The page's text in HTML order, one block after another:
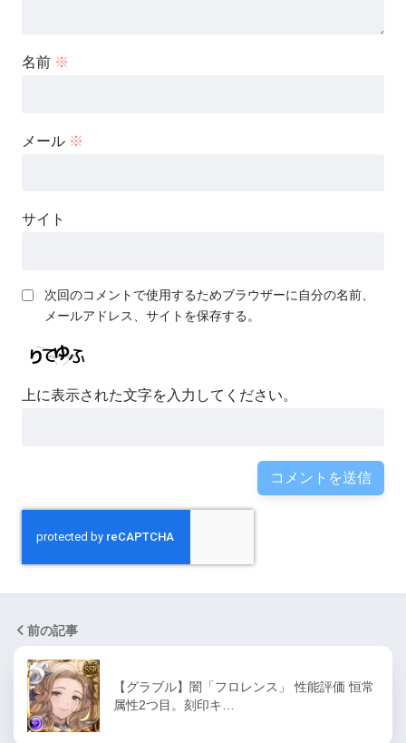
名前 ※
メール ※
サイト
次回のコメントで使用するためブラウザーに自分の名前、
メールアドレス、サイトを保存する。
上に表示された文字を入力してください。
前の記事
【グラブル】闇「フロレンス」 性能評価 恒常
属性2つ目。刻印キ…